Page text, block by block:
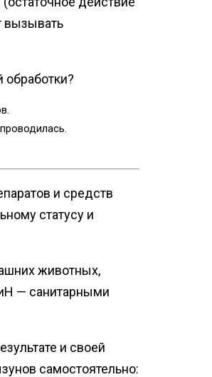
вызывать
и средств
статусу и
животных,
— санитарными
и своей
самостоятельно: